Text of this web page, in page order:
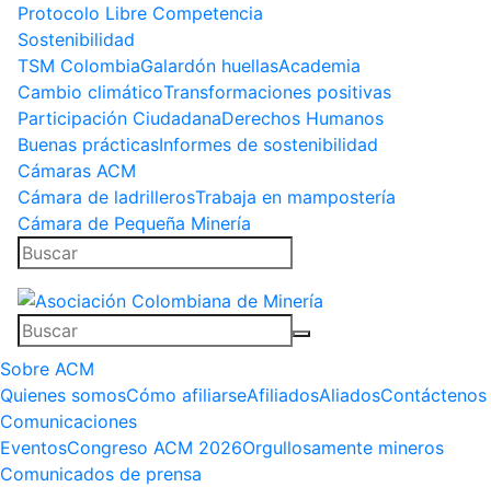
Protocolo Libre Competencia
Sostenibilidad
TSM ColombiaGalardón huellasAcademia
Cambio climáticoTransformaciones positivas
Participación CiudadanaDerechos Humanos
Buenas prácticasInformes de sostenibilidad
Cámaras ACM
Cámara de ladrillerosTrabaja en mampostería
Cámara de Pequeña Minería
Sobre ACM
Quienes somosCómo afiliarseAfiliadosAliadosContáctenos
Comunicaciones
EventosCongreso ACM 2026Orgullosamente mineros
Comunicados de prensa